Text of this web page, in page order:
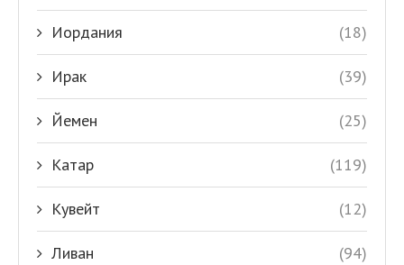
Иордания (18)
Ирак (39)
Йемен (25)
Катар (119)
Кувейт (12)
Ливан (94)